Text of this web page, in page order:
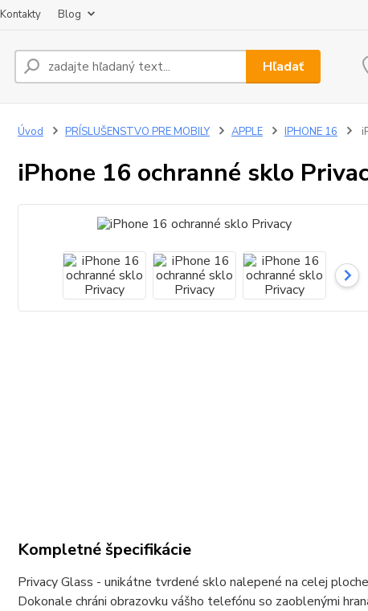
Kontakty Blog
Hľadať
Úvod PRÍSLUŠENSTVO PRE MOBILY APPLE IPHONE 16
iPhone 16 ochranné sklo
Kompletné špecifikácie
Privacy Glass - unikátne tvrdené sklo nalepené na celej
Dokonale chráni obrazovku vášho telefónu so zaoblenými